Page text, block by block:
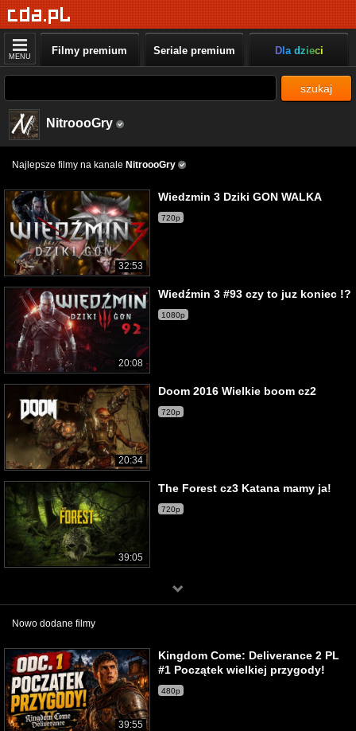
MENU Filmy premium Seriale premium Dla dzieci
szukaj
NitroooGry
Najlepsze filmy na kanale NitroooGry
32:53
Wiedzmin 3 Dziki GON WALKA
720p
20:08
Wiedźmin 3 #93 czy to juz koniec !?
1080p
20:34
Doom 2016 Wielkie boom cz2
720p
39:05
The Forest cz3 Katana mamy ja!
720p
Nowo dodane filmy
39:55
Kingdom Come: Deliverance 2 PL
#1 Początek wielkiej przygody!
480p